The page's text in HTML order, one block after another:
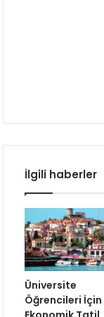
İlgili haberler
Üniversite
Öğrencileri İçin